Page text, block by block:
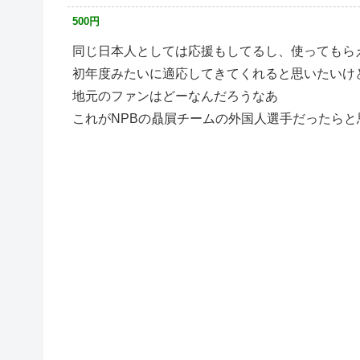
500円
同じ日本人としては応援もしてるし、使ってもら
初年度みたいに適応してきてくれると思いたいけ
地元のファンはどーなんだろうなあ
これがNPBの贔屓チームの外国人選手だったらと